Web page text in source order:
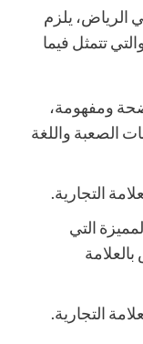
الرياض، يلزم
تتمثل فيما
ومفهومة،
الصعبة واللغة
التجارية.
التي
التجارية.